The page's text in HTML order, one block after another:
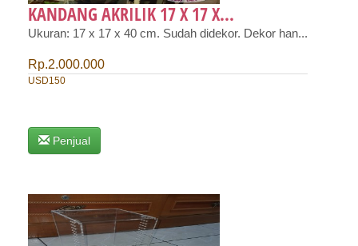
KANDANG AKRILIK 17 X 17 X...
Ukuran: 17 x 17 x 40 cm. Sudah didekor. Dekor han...
Rp.2.000.000
USD150
Penjual